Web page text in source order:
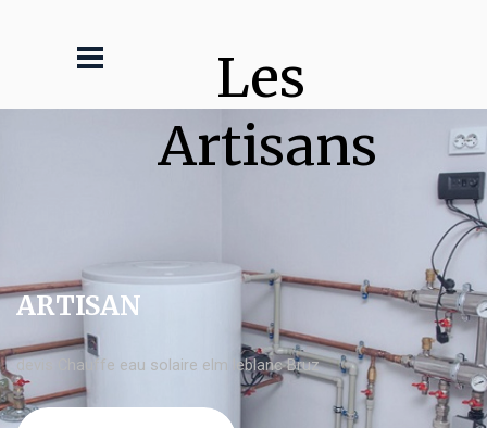
Les
Artisans
ARTISAN
devis Chauffe eau solaire elm leblanc Bruz